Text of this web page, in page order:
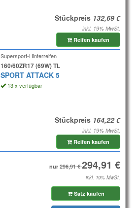
Stückpreis
inkl. 19% MwSt.
Reifen kaufen
Supersport-Hinterreifen
160/60ZR17 (69W) TL
SPORT ATTACK 5
13 x verfügbar
Stückpreis
inkl. 19% MwSt.
Reifen kaufen
nur
inkl. 19% MwSt.
Satz kaufen